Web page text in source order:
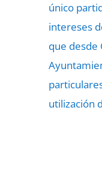
único
intereses
que desde
utilización